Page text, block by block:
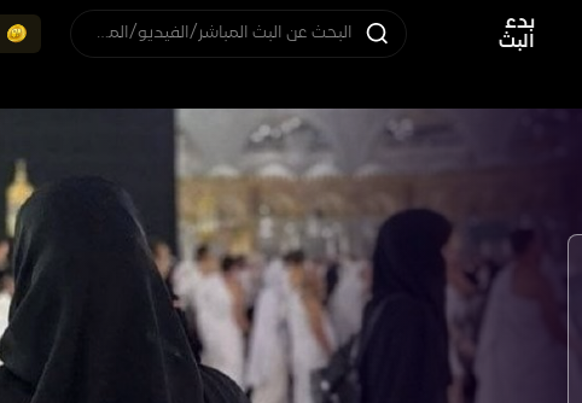
بدء
البث
البحث عن البث المباشر/الفيديو/المستخدم